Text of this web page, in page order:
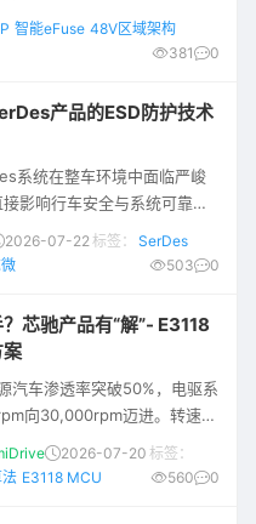
区域架构、集中式计算和软
正在承担更多关键任务。越
断与保护需求。 常电负
智能eFuse 48V区域架构
381
0
产品的ESD防护技术
系统在整车环境中面临严峻
影响行车安全与系统可靠
三重防护架构——器件级ESD
向纠错、物理层重传机制——
10605-2023标准的完整测试
上电ESD（接触放电±8KV、
）和下电ESD（
2026-07-22 标签：
SerDes
503 0
芯驰产品有“解”- E3118
汽车渗透率突破50%，电驱系
向30,000rpm迈进。转速越
法的算力要求就越高；算力
和功耗压力就越大。这是一
2026-07-20 标签：
法 E3118 MCU 560 0